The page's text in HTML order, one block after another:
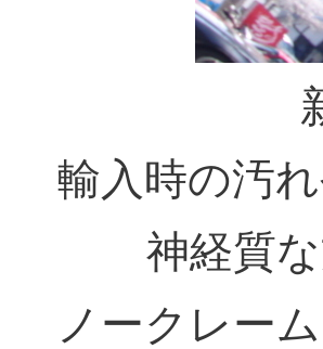
輸入時の汚
神経質
ノークレー